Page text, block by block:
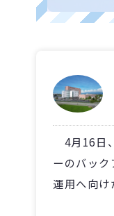
4月16日
ーのバッ
運用へ向け
会場の富